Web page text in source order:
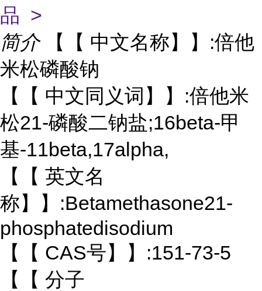
品 >
简介
【【 中文名称】】:倍他
米松磷酸钠
【【 中文同义词】】:倍他米
松21-磷酸二钠盐;16beta-甲
基-11beta,17alpha,
【【 英文名
称】】:Betamethasone21-
phosphatedisodium
【【 CAS号】】:151-73-5
【【 分子